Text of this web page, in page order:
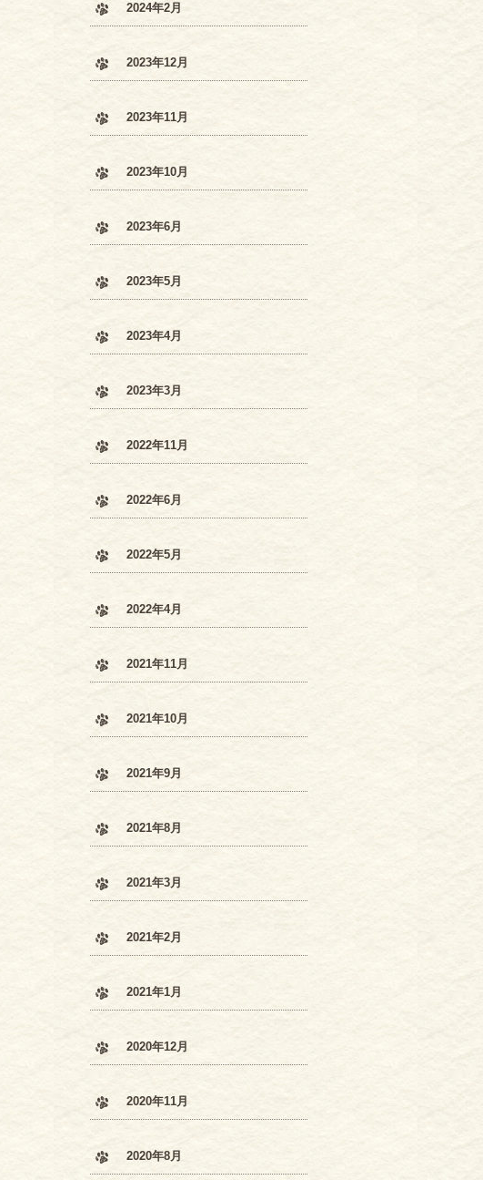
2024年2月
2023年12月
2023年11月
2023年10月
2023年6月
2023年5月
2023年4月
2023年3月
2022年11月
2022年6月
2022年5月
2022年4月
2021年11月
2021年10月
2021年9月
2021年8月
2021年3月
2021年2月
2021年1月
2020年12月
2020年11月
2020年8月